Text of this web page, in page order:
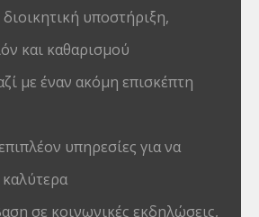
υποστήριξη,
και καθαρισμού
με έναν ακόμη επισκέπτη
υπηρεσίες για να
σε κοινωνικές εκδηλώσεις,